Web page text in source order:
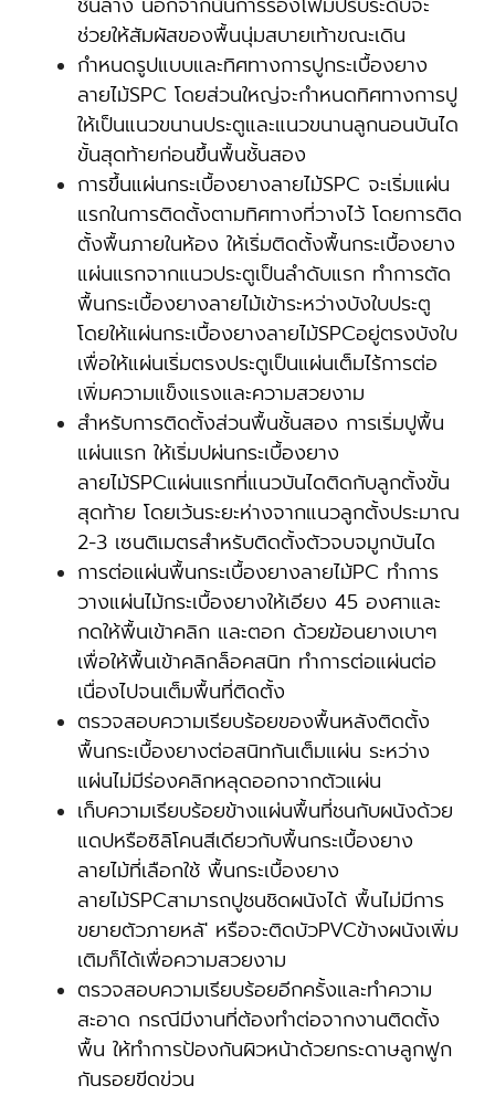
ช่วยให้สัมผัสของพื้นนุ่มสบายเท้าขณะเดิน
กำหนดรูปแบบและทิศทางการปูกระเบื้องยาง
ลายไม้SPC โดยส่วนใหญ่จะกำหนดทิศทางการปู
ให้เป็นแนวขนานประตูและแนวขนานลูกนอนบันได
ขั้นสุดท้ายก่อนขึ้นพื้นชั้นสอง
การขึ้นแผ่นกระเบื้องยางลายไม้SPC จะเริ่มแผ่น
แรกในการติดตั้งตามทิศทางที่วางไว้ โดยการติด
ตั้งพื้นภายในห้อง ให้เริ่มติดตั้งพื้นกระเบื้องยาง
แผ่นแรกจากแนวประตูเป็นลำดับแรก ทำการตัด
พื้นกระเบื้องยางลายไม้เข้าระหว่างบังใบประตู
โดยให้แผ่นกระเบื้องยางลายไม้SPCอยู่ตรงบังใบ
เพื่อให้แผ่นเริ่มตรงประตูเป็นแผ่นเต็มไร้การต่อ
เพิ่มความแข็งแรงและความสวยงาม
สำหรับการติดตั้งส่วนพื้นชั้นสอง การเริ่มปูพื้น
แผ่นแรก ให้เริ่มปผ่นกระเบื้องยาง
ลายไม้SPCแผ่นแรกที่แนวบันไดติดกับลูกตั้งขั้น
สุดท้าย โดยเว้นระยะห่างจากแนวลูกตั้งประมาณ
2-3 เซนติเมตรสำหรับติดตั้งตัวจบจมูกบันได
การต่อแผ่นพื้นกระเบื้องยางลายไม้PC ทำการ
วางแผ่นไม้กระเบื้องยางให้เอียง 45 องศาและ
กดให้พื้นเข้าคลิก และตอก ด้วยฆ้อนยางเบาๆ
เพื่อให้พื้นเข้าคลิกล็อคสนิท ทำการต่อแผ่นต่อ
เนื่องไปจนเต็มพื้นที่ติดตั้ง
ตรวจสอบความเรียบร้อยของพื้นหลังติดตั้ง
พื้นกระเบื้องยางต่อสนิทกันเต็มแผ่น ระหว่าง
แผ่นไม่มีร่องคลิกหลุดออกจากตัวแผ่น
เก็บความเรียบร้อยข้างแผ่นพื้นที่ชนกับผนังด้วย
แดปหรือซิลิโคนสีเดียวกับพื้นกระเบื้องยาง
ลายไม้ที่เลือกใช้ พื้นกระเบื้องยาง
ลายไม้SPCสามารถปูชนชิดผนังได้ พื้นไม่มีการ
ขยายตัวภายหลั' หรือจะติดบัวPVCข้างผนังเพิ่ม
เติมก็ได้เพื่อความสวยงาม
ตรวจสอบความเรียบร้อยอีกครั้งและทำความ
สะอาด กรณีมีงานที่ต้องทำต่อจากงานติดตั้ง
พื้น ให้ทำการป้องกันผิวหน้าด้วยกระดาษลูกฟูก
กันรอยขีดข่วน